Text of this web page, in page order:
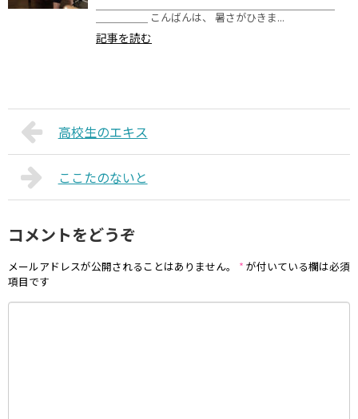
＿＿＿＿＿ こんばんは、 暑さがひきま...
記事を読む
高校生のエキス
ここたのないと
コメントをどうぞ
メールアドレスが公開されることはありません。 * が付いている欄は必須
項目です